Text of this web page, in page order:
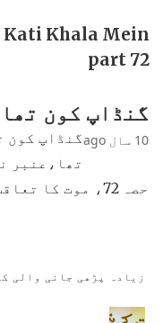
Kati Khala Mein
part 72
گنڈاپ کون
10 سال ago
گنڈاپ کون
تھا،عنبر
حصہ 72، موت کا تعاقب…
زیادہ پڑھی جانی والی